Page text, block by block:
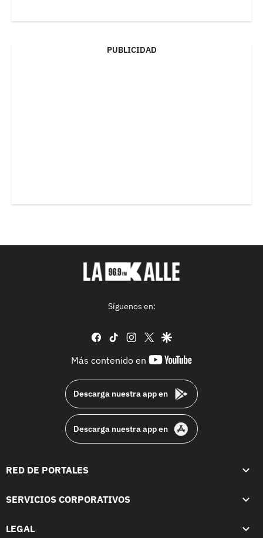
PUBLICIDAD
Síguenos en:
facebook
tiktok instagram
twittergoogle
Más contenido en
youtube-
Descarga nuestra app en
Descarga nuestra app en
RED DE PORTALES
SERVICIOS CORPORATIVOS
LEGAL